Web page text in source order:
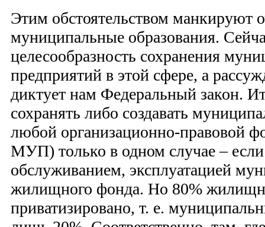
Этим обстоятельством манкируют
муниципальные образования.
целесообразность сохранения
предприятий в этой сфере, а
диктует нам Федеральный закон.
сохранять либо создавать
любой организационно-
МУП) только в одном случае –
обслуживанием, эксплуатацией
жилищного фонда. Но 80%
приватизировано, т. е.